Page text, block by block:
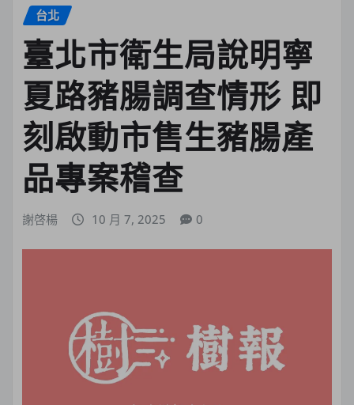
台北
臺北市衛生局說明寧
夏路豬腸調查情形 即
刻啟動市售生豬腸產
品專案稽查
謝啓楊 10 月 7, 2025 0